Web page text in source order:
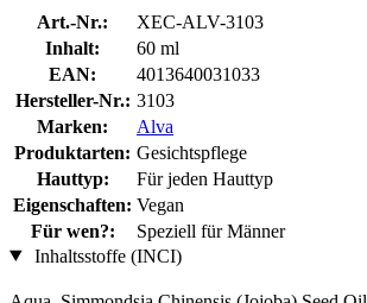
Art.-Nr.:
XEC-ALV-3103
Inhalt:
60 ml
EAN:
4013640031033
Hersteller-Nr.: 3103
Marken:
Alva
Produktarten: Gesichtspflege
Hauttyp:
Für jeden Hauttyp
Eigenschaften: Vegan
Für wen?:
Speziell für Männer
Inhaltsstoffe (INCI)